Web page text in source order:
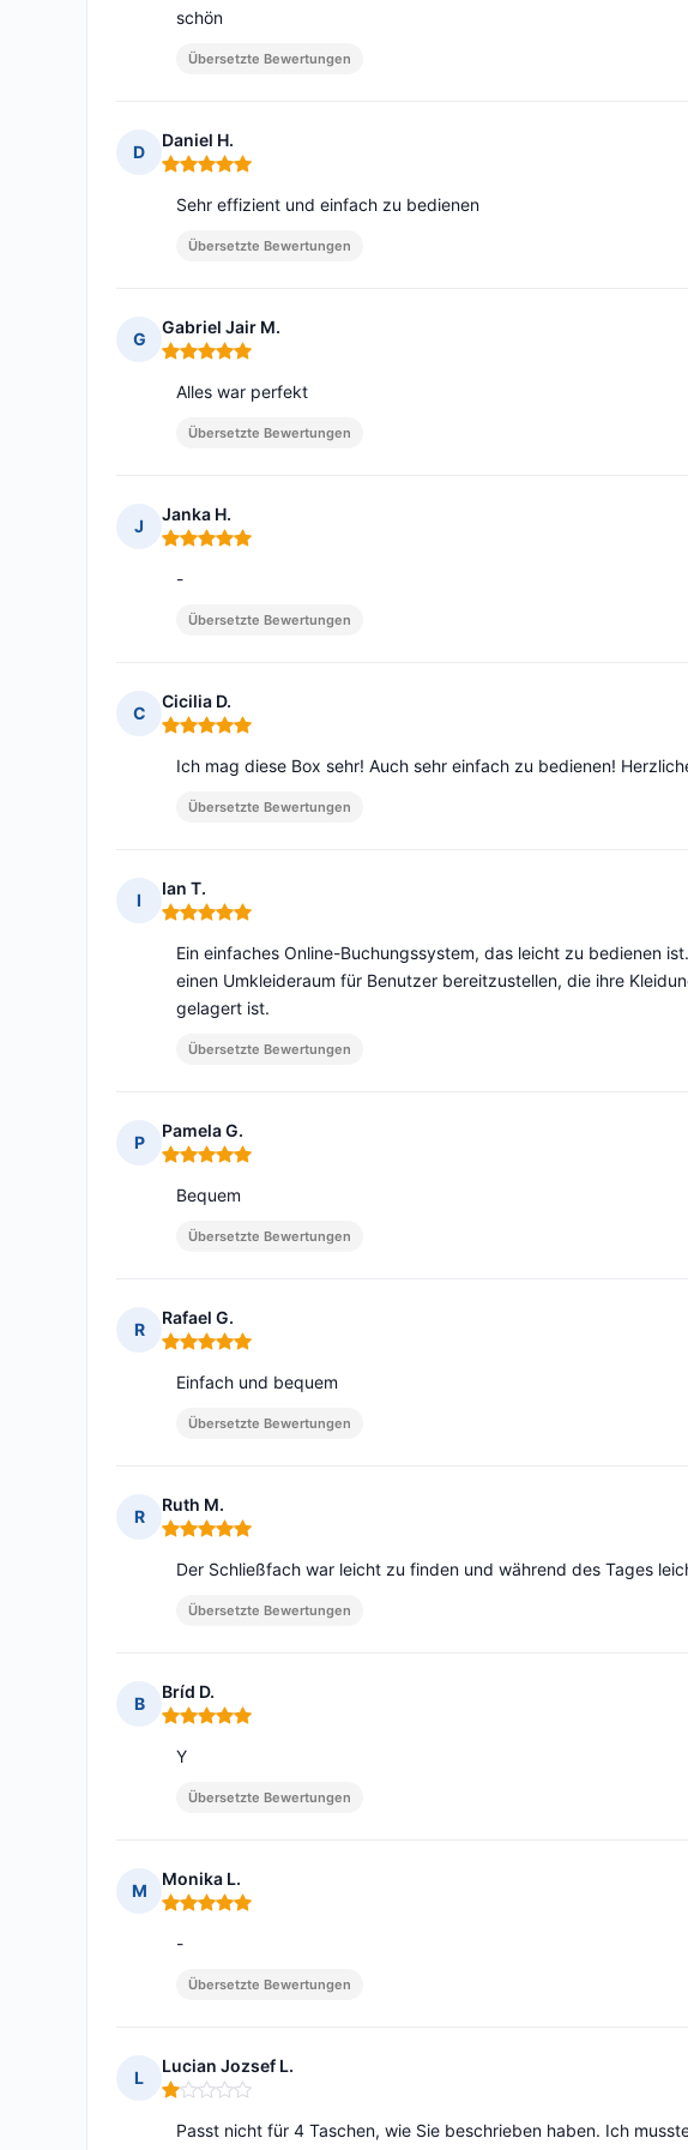
schön
Übersetzte Bewertungen
D
Daniel H.
Hinweis: 5 von 5
Sehr effizient und einfach zu bedienen
Übersetzte Bewertungen
G
Gabriel Jair M.
Hinweis: 5 von 5
Alles war perfekt
Übersetzte Bewertungen
J
Janka H.
Hinweis: 5 von 5
-
Übersetzte Bewertungen
C
Cicilia D.
Hinweis: 5 von 5
Ich mag diese Box sehr! Auch sehr einfach zu bedienen!
Übersetzte Bewertungen
I
Ian T.
Hinweis: 5 von 5
Ein einfaches Online-Buchungssystem, das leicht zu bedienen
einen Umkleideraum für Benutzer bereitzustellen, die ihre
gelagert ist.
Übersetzte Bewertungen
P
Pamela G.
Hinweis: 5 von 5
Bequem
Übersetzte Bewertungen
R
Rafael G.
Hinweis: 5 von 5
Einfach und bequem
Übersetzte Bewertungen
R
Ruth M.
Hinweis: 5 von 5
Der Schließfach war leicht zu finden und während des Tages
Übersetzte Bewertungen
B
Bríd D.
Hinweis: 5 von 5
Y
Übersetzte Bewertungen
M
Monika L.
Hinweis: 5 von 5
-
Übersetzte Bewertungen
L
Lucian Jozsef L.
Hinweis: 1 von 5
Passt nicht für 4 Taschen, wie Sie beschrieben haben. Ich